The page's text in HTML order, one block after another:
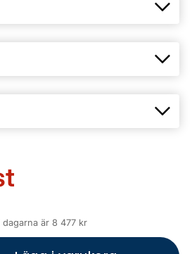
är 8 477 kr